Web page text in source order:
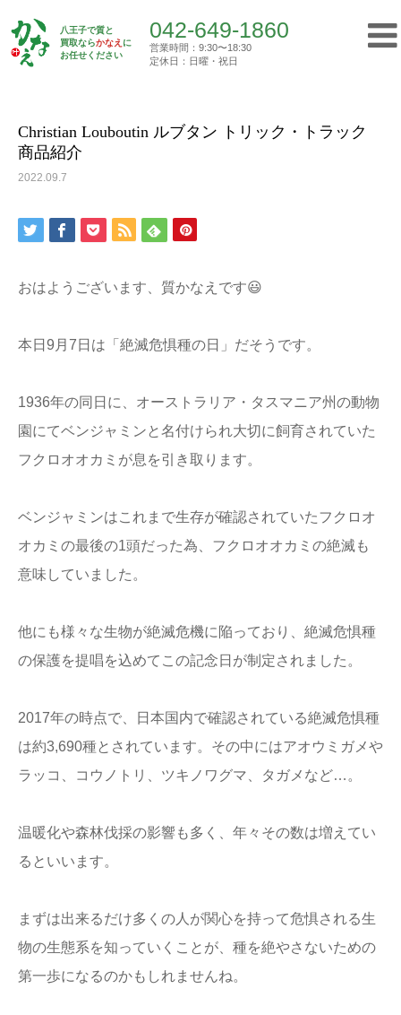
八王子で質と
買取ならかなえ に
お任せください
042-649-1860
営業時間：9:30〜18:30
定休日：日曜・祝日
Top 買取実績 Christian Louboutin …
Christian Louboutin ルブタン トリック・トラック
商品紹介
2022.09.7
おはようございます、質かなえです😃
本日9月7日は「絶滅危惧種の日」だそうです。
1936年の同日に、オーストラリア・タスマニア州の動物
園にてベンジャミンと名付けられ大切に飼育されていた
フクロオオカミが息を引き取ります。
ベンジャミンはこれまで生存が確認されていたフクロオ
オカミの最後の1頭だった為、フクロオオカミの絶滅も
意味していました。
他にも様々な生物が絶滅危機に陥っており、絶滅危惧種
の保護を提唱を込めてこの記念日が制定されました。
2017年の時点で、日本国内で確認されている絶滅危惧種
は約3,690種とされています。その中にはアオウミガメや
ラッコ、コウノトリ、ツキノワグマ、タガメなど…。
温暖化や森林伐採の影響も多く、年々その数は増えてい
るといいます。
まずは出来るだけ多くの人が関心を持って危惧される生
物の生態系を知っていくことが、種を絶やさないための
第一歩になるのかもしれませんね。
トップ
プライバシー
Q&A